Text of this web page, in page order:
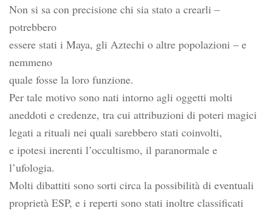
Non si sa con precisione chi sia stato a crearli –
potrebbero
essere stati i Maya, gli Aztechi o altre popolazioni – e
nemmeno
quale fosse la loro funzione.
Per tale motivo sono nati intorno agli oggetti molti
aneddoti e credenze, tra cui attribuzioni di poteri magici
legati a rituali nei quali sarebbero stati coinvolti,
e ipotesi inerenti l’occultismo, il paranormale e
l’ufologia.
Molti dibattiti sono sorti circa la possibilità di eventuali
proprietà ESP, e i reperti sono stati inoltre classificati